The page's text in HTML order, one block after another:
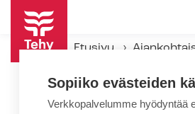
Hyppää
pääsisältöön
Etusivu
Sopiiko evästeiden
Verkkopalvelumme hyödyntää